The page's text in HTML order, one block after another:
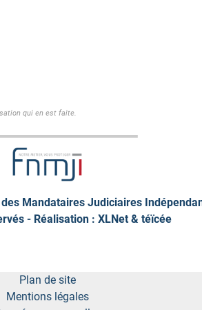
qui en est faite.
Mandataires Judiciaires
- Réalisation : XLNet & téïcée
Plan de site
Mentions légales